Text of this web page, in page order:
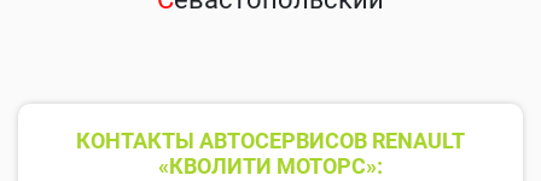
КОНТАКТЫ АВТОСЕРВИСОВ RENAULT
«КВОЛИТИ МОТОРС»: